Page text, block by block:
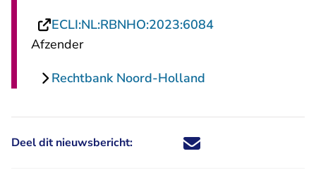
ECLI:NL:RBNHO:2023:6084- U verlaat
Afzender
Rechtbank Noord-Holland
Deel dit nieuwsbericht: Deel dit nieuwsbericht via X -
Deel dit nieuwsbericht via
Deel dit nieuwsbericht
Deel dit